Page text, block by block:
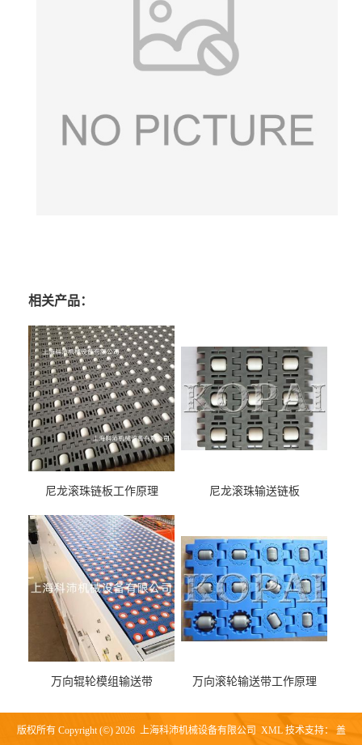
相关产品：
尼龙滚珠链板工作原理 尼龙滚珠输送链板
万向辊轮模组输送带 万向滚轮输送带工作原理
版权所有 Copyright (©) 2026 上海科沛机械设备有限公司 XML技术支持： 盖